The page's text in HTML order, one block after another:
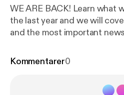
WE ARE BACK! Learn what
the last year and we will
and the most important
inventions. Tyler Kirages
Kommentarer0